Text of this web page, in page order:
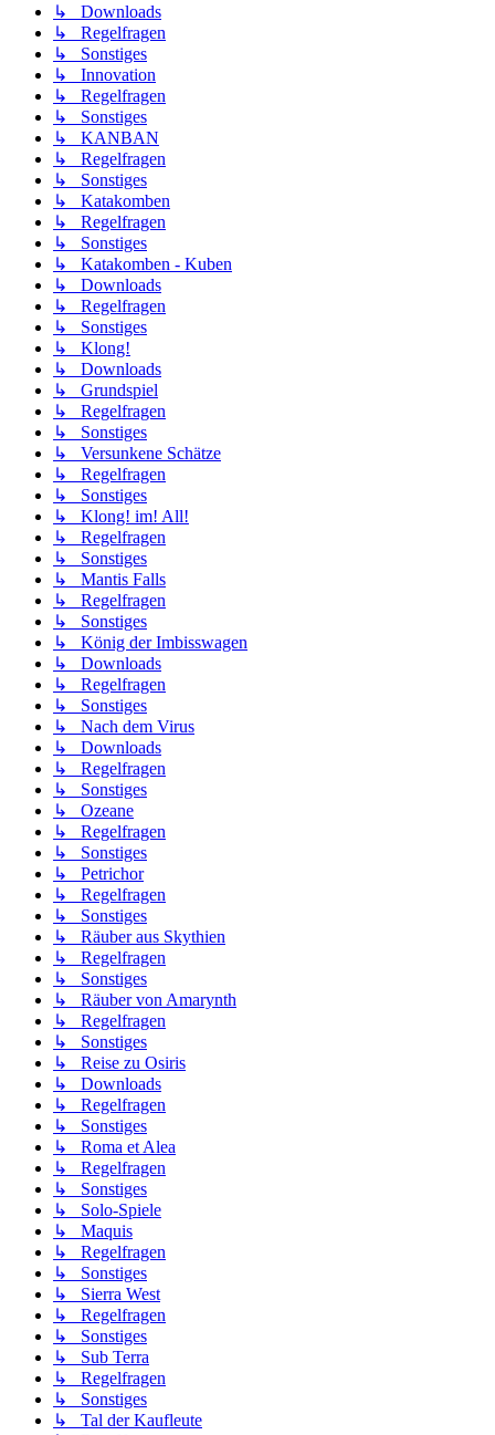
↳ Downloads
↳ Regelfragen
↳ Sonstiges
↳ Innovation
↳ Regelfragen
↳ Sonstiges
↳ KANBAN
↳ Regelfragen
↳ Sonstiges
↳ Katakomben
↳ Regelfragen
↳ Sonstiges
↳ Katakomben - Kuben
↳ Downloads
↳ Regelfragen
↳ Sonstiges
↳ Klong!
↳ Downloads
↳ Grundspiel
↳ Regelfragen
↳ Sonstiges
↳ Versunkene Schätze
↳ Regelfragen
↳ Sonstiges
↳ Klong! im! All!
↳ Regelfragen
↳ Sonstiges
↳ Mantis Falls
↳ Regelfragen
↳ Sonstiges
↳ König der Imbisswagen
↳ Downloads
↳ Regelfragen
↳ Sonstiges
↳ Nach dem Virus
↳ Downloads
↳ Regelfragen
↳ Sonstiges
↳ Ozeane
↳ Regelfragen
↳ Sonstiges
↳ Petrichor
↳ Regelfragen
↳ Sonstiges
↳ Räuber aus Skythien
↳ Regelfragen
↳ Sonstiges
↳ Räuber von Amarynth
↳ Regelfragen
↳ Sonstiges
↳ Reise zu Osiris
↳ Downloads
↳ Regelfragen
↳ Sonstiges
↳ Roma et Alea
↳ Regelfragen
↳ Sonstiges
↳ Solo-Spiele
↳ Maquis
↳ Regelfragen
↳ Sonstiges
↳ Sierra West
↳ Regelfragen
↳ Sonstiges
↳ Sub Terra
↳ Regelfragen
↳ Sonstiges
↳ Tal der Kaufleute